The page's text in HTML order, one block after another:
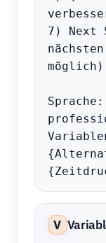
7) Next
V